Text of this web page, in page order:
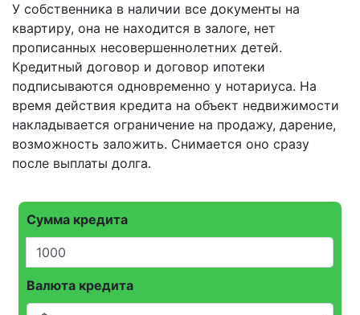
У собственника в наличии все документы на
квартиру, она не находится в залоге, нет
прописанных несовершеннолетних детей.
Кредитный договор и договор ипотеки
подписываются одновременно у нотариуса. На
время действия кредита на объект недвижимости
накладывается ограничение на продажу, дарение,
возможность заложить. Снимается оно сразу
после выплаты долга.
Сумма кредита
Валюта кредита